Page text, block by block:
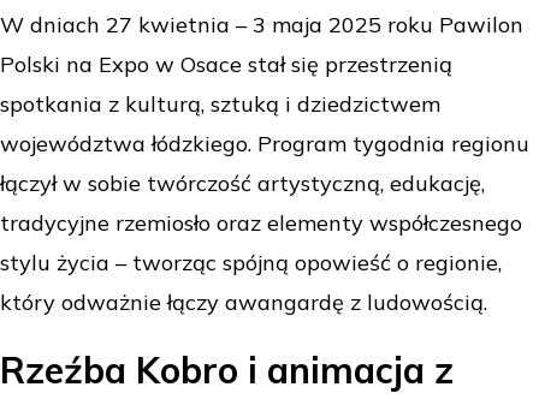
W dniach 27 kwietnia – 3 maja 2025 roku Pawilon
Polski na Expo w Osace stał się przestrzenią
spotkania z kulturą, sztuką i dziedzictwem
województwa łódzkiego. Program tygodnia regionu
łączył w sobie twórczość artystyczną, edukację,
tradycyjne rzemiosło oraz elementy współczesnego
stylu życia – tworząc spójną opowieść o regionie,
który odważnie łączy awangardę z ludowością.
Rzeźba Kobro i animacja z